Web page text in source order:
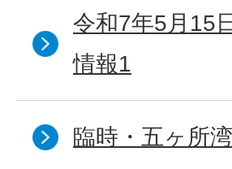
令和7年5月15
情報1
臨時・五ヶ所